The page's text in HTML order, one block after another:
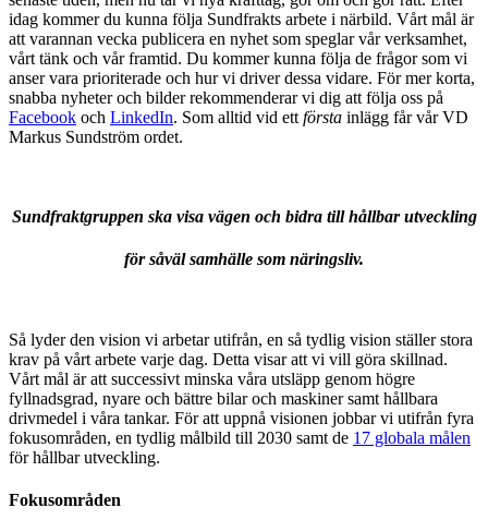
idag kommer du kunna följa Sundfrakts arbete i närbild. Vårt mål är
att varannan vecka publicera en nyhet som speglar vår verksamhet,
vårt tänk och vår framtid. Du kommer kunna följa de frågor som vi
anser vara prioriterade och hur vi driver dessa vidare. För mer korta,
snabba nyheter och bilder rekommenderar vi dig att följa oss på
Facebook och LinkedIn. Som alltid vid ett första inlägg får vår VD
Markus Sundström ordet.
Sundfraktgruppen ska visa vägen och bidra till hållbar utveckling
för såväl samhälle som näringsliv.
Så lyder den vision vi arbetar utifrån, en så tydlig vision ställer stora
krav på vårt arbete varje dag. Detta visar att vi vill göra skillnad.
Vårt mål är att successivt minska våra utsläpp genom högre
fyllnadsgrad, nyare och bättre bilar och maskiner samt hållbara
drivmedel i våra tankar. För att uppnå visionen jobbar vi utifrån fyra
fokusområden, en tydlig målbild till 2030 samt de 17 globala målen
för hållbar utveckling.
Fokusområden